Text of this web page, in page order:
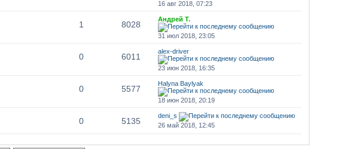
16 авг 2018, 07:23
1 8028
Андрей Т.
31 июл 2018, 23:05
0 6011
alex-driver
23 июн 2018, 16:35
0 5577
Halyna Baylyak
18 июн 2018, 20:19
0 5135
deni_s
26 май 2018, 12:45